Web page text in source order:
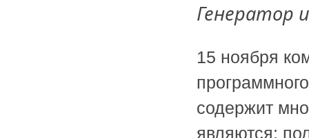
Генератор
15 ноября
содержит
являются: